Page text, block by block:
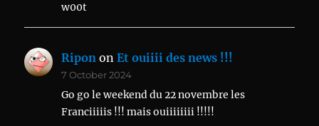
w00t
Ripon onEt ouiiii des news !!!
7 October 2024
Go go le weekend du 22 novembre les
Franciiiiis !!! mais ouiiiiiiii !!!!!